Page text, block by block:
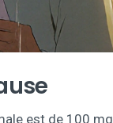
est de 100 mg